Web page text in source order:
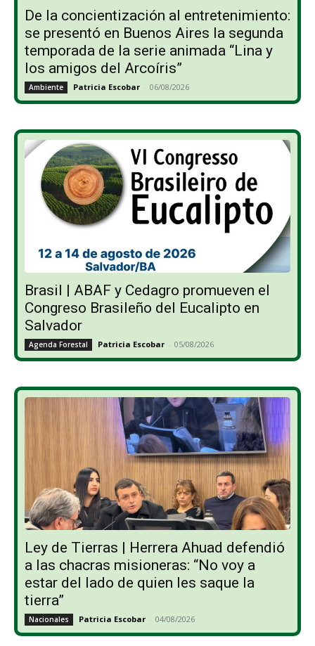
De la concientización al entretenimiento:
se presentó en Buenos Aires la segunda
temporada de la serie animada “Lina y
los amigos del Arcoíris”
Ambiente Patricia Escobar - 06/08/2026
Brasil | ABAF y Cedagro promueven el
Congreso Brasileño del Eucalipto en
Salvador
Agenda Forestal Patricia Escobar - 05/08/2026
Ley de Tierras | Herrera Ahuad defendió
a las chacras misioneras: “No voy a
estar del lado de quien les saque la
tierra”
Nacionales Patricia Escobar - 04/08/2026